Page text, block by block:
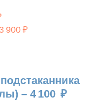
900 ₽
подстаканника
– 4 100 ₽